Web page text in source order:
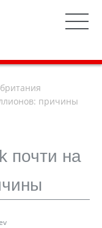
причины
почти на